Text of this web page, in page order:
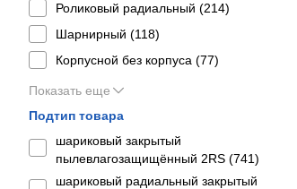
Роликовый радиальный (214)
Шарнирный (118)
Корпусной без корпуса (77)
Показать еще
Подтип товара
шариковый закрытый
пылевлагозащищённый 2RS (741)
шариковый радиальный закрытый